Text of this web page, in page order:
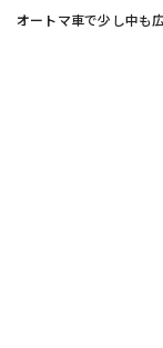
オートマ車で少し中も